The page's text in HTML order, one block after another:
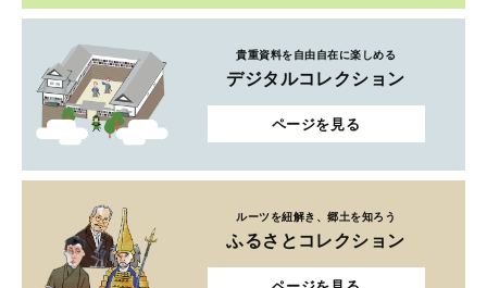
ルーツを紐解き、郷土を知ろう
ふるさとコレクション
ページを見る